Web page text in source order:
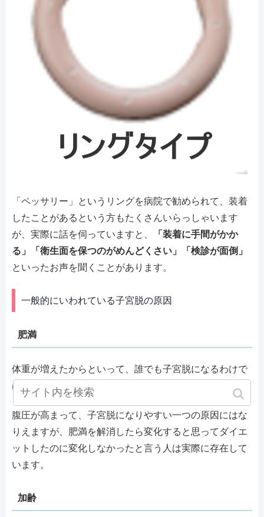
「ペッサリー」というリングを病院で勧められて、装着
したことがあるという方もたくさんいらっしゃいます
が、実際に話を伺っていますと、
「装着に手間がかか
る」「衛生面を保つのがめんどくさい」「検診が面倒」
といったお声を聞くことがあります。
一般的にいわれている子宮脱の原因
肥満
体重が増えたからといって、誰でも子宮脱になるわけで
はありません。
腹圧が高まって、子宮脱になりやすい一つの原因にはな
りえますが、肥満を解消したら変化すると思ってダイエ
ットしたのに変化しなかったと言う人は実際に存在して
います。
加齢